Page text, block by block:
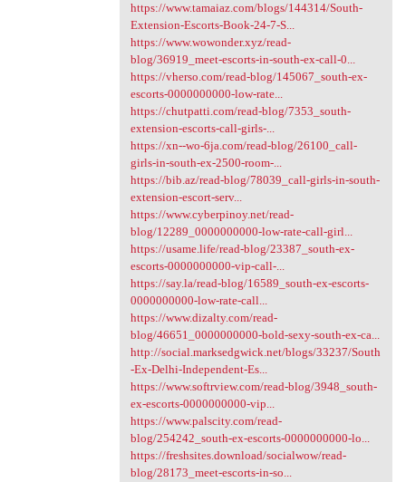
https://www.tamaiaz.com/blogs/144314/South-
Extension-Escorts-Book-24-7-S...
https://www.wowonder.xyz/read-
blog/36919_meet-escorts-in-south-ex-call-0...
https://vherso.com/read-blog/145067_south-ex-
escorts-0000000000-low-rate...
https://chutpatti.com/read-blog/7353_south-
extension-escorts-call-girls-...
https://xn--wo-6ja.com/read-blog/26100_call-
girls-in-south-ex-2500-room-...
https://bib.az/read-blog/78039_call-girls-in-south-
extension-escort-serv...
https://www.cyberpinoy.net/read-
blog/12289_0000000000-low-rate-call-girl...
https://usame.life/read-blog/23387_south-ex-
escorts-0000000000-vip-call-...
https://say.la/read-blog/16589_south-ex-escorts-
0000000000-low-rate-call...
https://www.dizalty.com/read-
blog/46651_0000000000-bold-sexy-south-ex-ca...
http://social.marksedgwick.net/blogs/33237/South
-Ex-Delhi-Independent-Es...
https://www.softrview.com/read-blog/3948_south-
ex-escorts-0000000000-vip...
https://www.palscity.com/read-
blog/254242_south-ex-escorts-0000000000-lo...
https://freshsites.download/socialwow/read-
blog/28173_meet-escorts-in-so...